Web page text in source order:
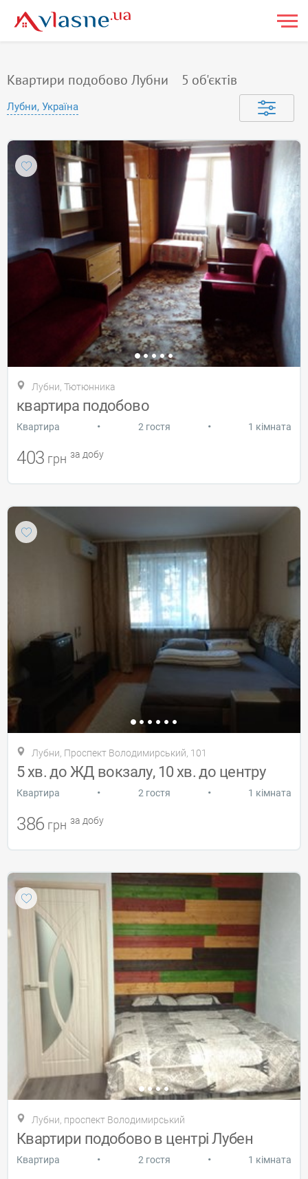
Квартири подобово Лубни 5 об'єктів
Лубни, Україна
Лубни, Тютюнника
квартира подобово
Квартира • 2 гостя • 1 кімната
403 грн за добу
Лубни, Проспект Володимирський, 101
5 хв. до ЖД вокзалу, 10 хв. до центру
Квартира • 2 гостя • 1 кімната
386 грн за добу
Лубни, проспект Володимирський
Квартири подобово в центрі Лубен
Квартира • 2 гостя • 1 кімната